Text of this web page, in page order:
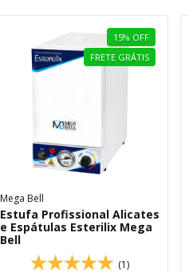
15% OFF
FRETE GRÁTIS
Mega Bell
Estufa Profissional Alicates
e Espátulas Esterilix Mega
Bell
(1)